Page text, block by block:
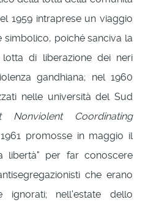
1959 intraprese un viaggio
simbolico, poiché sanciva la
di liberazione dei neri
gandhiana; nel 1960
nelle università del Sud
Nonviolent Coordinating
promosse in maggio il
libertà" per far conoscere
che erano
ignorati; nell'estate dello